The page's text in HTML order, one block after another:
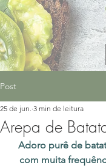
Post
Arepa de
25 de jun. 3 min de leitura
Adoro purê de
com muita